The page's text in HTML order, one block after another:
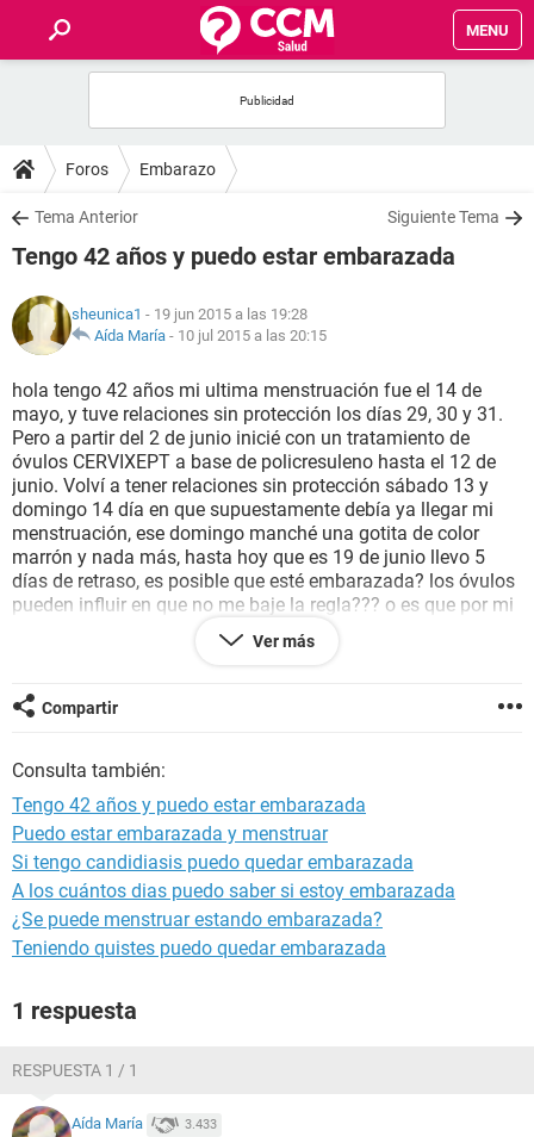
MENU
FOROS
SALUD
FAMILIA
NUTRICIÓN
BIENESTAR
SEXUALIDAD
GLOSARIO
Foros Embarazo
Tema Anterior Siguiente Tema
Tengo 42 años y puedo estar embarazada
sheunica1 - 19 jun 2015 a las 19:28
Aída María - 10 jul 2015 a las 20:15
hola tengo 42 años mi ultima menstruación fue el 14 de
mayo, y tuve relaciones sin protección los días 29, 30 y 31.
Pero a partir del 2 de junio inicié con un tratamiento de
óvulos CERVIXEPT a base de policresuleno hasta el 12 de
junio. Volví a tener relaciones sin protección sábado 13 y
domingo 14 día en que supuestamente debía ya llegar mi
menstruación, ese domingo manché una gotita de color
marrón y nada más, hasta hoy que es 19 de junio llevo 5
días de retraso, es posible que esté embarazada? los óvulos
pueden influir en que no me baje la regla??? o es que por mi
edad estoy teniendo talvez cambios hormonales que
retrasen mi menstruación?? hasta cuando debo esperar para
negativo el embarazo? cabe acotar q tengo dolorcitos en la
pelvis como que ya llega mi regla y mis pechos me duelen
Ver más
Compartir
Consulta también:
Tengo 42 años y puedo estar embarazada
Puedo estar embarazada y menstruar
Si tengo candidiasis puedo quedar embarazada
A los cuántos dias puedo saber si estoy embarazada
¿Se puede menstruar estando embarazada?
Teniendo quistes puedo quedar embarazada
1 respuesta
RESPUESTA 1 / 1
Aída María 3.433